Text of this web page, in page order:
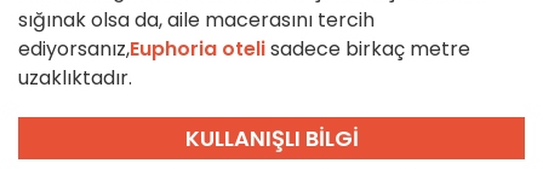
sığınak olsa da, aile macerasını tercih
ediyorsanız,Euphoria otelisadece birkaç metre
uzaklıktadır.
KULLANIŞLI BILGI